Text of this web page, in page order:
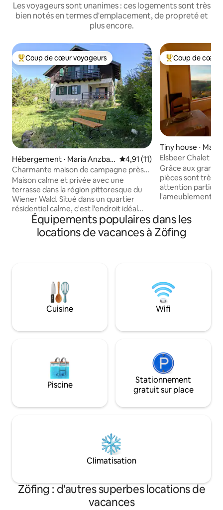
Les voyageurs sont unanimes : ces logements sont très
bien notés en termes d'emplacement, de propreté et
plus encore.
Coups de cœur voyageurs les plus appréciés
Coup de cœur voyageurs
Hébergement ⋅ Maria Anzbac
h
Évaluation moyenne sur la
4,91 (11)
Charmante maison de campagne près
de Vienne
Maison calme et privée avec une
terrasse dans la région pittoresque du
Wiener Wald. Situé dans un quartier
résidentiel calme, c'est l'endroit idéal
pour se détendre, se promener (par
exemple à Buchberg, qui comprend un
belvédère) ou profiter d'autres activités
maison est spacieuse (environ 100 m²).
Depuis le balcon et le salon supérieur,
vous pourrez profiter d'une vue
magnifique sur le Wienerwald.
Coups de cœur
Coup de cœur
Tiny house ⋅
Elsbeer Chalet
Grâce aux
pièces sont très
attention
l'ameublement
table à manger
bois massif
il y a une
crée ainsi un
demande, nous
parapluie
Équipements populaires dans les
locations de vacances à Zöfing
Cuisine Wifi
Piscine
Stationnement
gratuit sur place
Climatisation
Zöfing : d'autres superbes locations de
vacances